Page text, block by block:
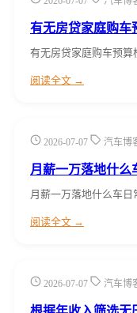
有无房贷家庭购车
有无房贷家庭购车预算
阅读全文 →
2026-07-07 汽车博
月薪一万落地什么
月薪一万落地什么车
阅读全文 →
2026-07-07 汽车博